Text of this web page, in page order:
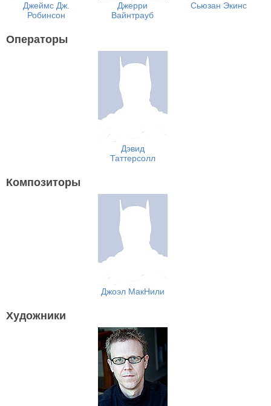
Джеймс Дж.
Робинсон
Джерри
Вайнтрауб
Сьюзан Экинс
Операторы
Дэвид
Таттерсолл
Композиторы
Джоэл МакНили
Художники